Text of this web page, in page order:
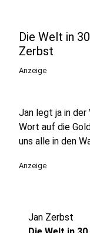
Die Welt in
Zerbst
Anzeige
Jan legt ja in der
Wort auf die
uns alle in den
Anzeige
Jan Zerbst